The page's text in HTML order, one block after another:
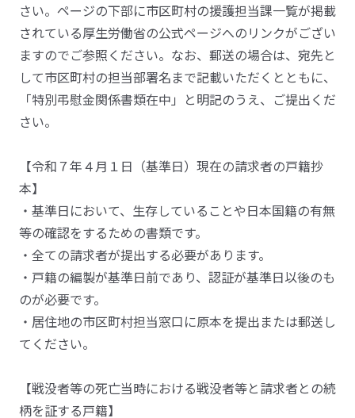
さい。ページの下部に市区町村の援護担当課一覧が掲載
されている厚生労働省の公式ページへのリンクがござい
ますのでご参照ください。なお、郵送の場合は、宛先と
して市区町村の担当部署名まで記載いただくとともに、
「特別弔慰金関係書類在中」と明記のうえ、ご提出くだ
さい。
【令和７年４月１日（基準日）現在の請求者の戸籍抄
本】
・基準日において、生存していることや日本国籍の有無
等の確認をするための書類です。
・全ての請求者が提出する必要があります。
・戸籍の編製が基準日前であり、認証が基準日以後のも
のが必要です。
・居住地の市区町村担当窓口に原本を提出または郵送し
てください。
【戦没者等の死亡当時における戦没者等と請求者との続
柄を証する戸籍】